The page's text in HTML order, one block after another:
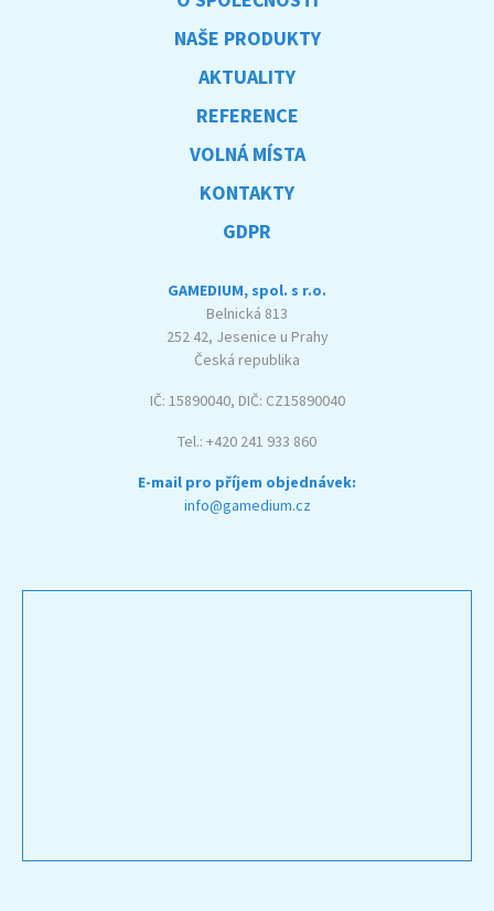
NAŠE PRODUKTY
AKTUALITY
REFERENCE
VOLNÁ MÍSTA
KONTAKTY
GDPR
GAMEDIUM, spol. s r.o.
Belnická 813
252 42, Jesenice u Prahy
Česká republika
IČ: 15890040, DIČ: CZ15890040
Tel.: +420 241 933 860
E-mail pro příjem objednávek:
info@gamedium.cz